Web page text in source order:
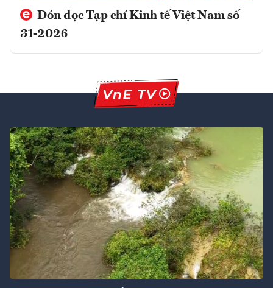
Đón đọc Tạp chí Kinh tế Việt Nam số
31-2026